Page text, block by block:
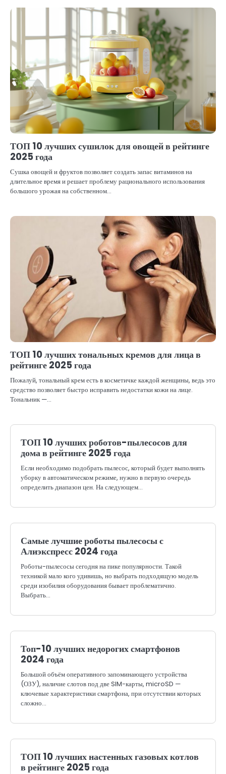
ТОП 10 лучших сушилок для овощей в рейтинге
2025 года
Сушка овощей и фруктов позволяет создать запас витаминов на
длительное время и решает проблему рационального использования
большого урожая на собственном…
ТОП 10 лучших тональных кремов для лица в
рейтинге 2025 года
Пожалуй, тональный крем есть в косметичке каждой женщины, ведь это
средство позволяет быстро исправить недостатки кожи на лице.
Тональник —…
ТОП 10 лучших роботов-пылесосов для
дома в рейтинге 2025 года
Если необходимо подобрать пылесос, который будет выполнять
уборку в автоматическом режиме, нужно в первую очередь
определить диапазон цен. На следующем…
Самые лучшие роботы пылесосы с
Алиэкспресс 2024 года
Роботы-пылесосы сегодня на пике популярности. Такой
техникой мало кого удивишь, но выбрать подходящую модель
среди изобилия оборудования бывает проблематично.
Выбрать…
Топ-10 лучших недорогих смартфонов
2024 года
Большой объём оперативного запоминающего устройства
(ОЗУ), наличие слотов под две SIM-карты, microSD —
ключевые характеристики смартфона, при отсутствии которых
сложно…
ТОП 10 лучших настенных газовых котлов
в рейтинге 2025 года